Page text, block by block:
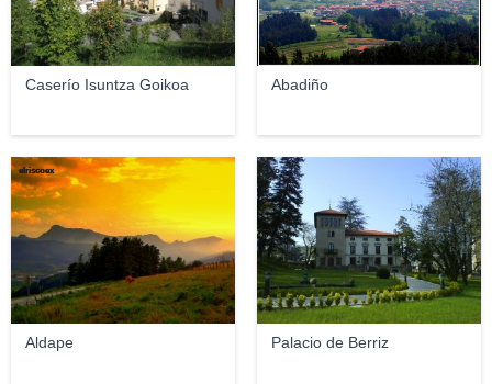
Caserío Isuntza Goikoa Abadiño
Aldape
elriscoex
Palacio de Berriz
Txo